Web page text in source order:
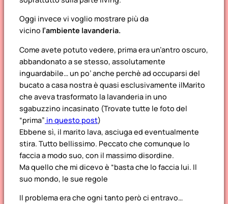
Oggi invece vi voglio mostrare più da
vicino l’ambiente lavanderia.
Come avete potuto vedere, prima era un’antro oscuro,
abbandonato a se stesso, assolutamente
inguardabile… un po’ anche perchè ad occuparsi del
bucato a casa nostra è quasi esclusivamente ilMarito
che aveva trasformato la lavanderia in uno
sgabuzzino incasinato (Trovate tutte le foto del
“prima” in questo post)
Ebbene sì, il marito lava, asciuga ed eventualmente
stira. Tutto bellissimo. Peccato che comunque lo
faccia a modo suo, con il massimo disordine.
Ma quello che mi dicevo è “basta che lo faccia lui. Il
suo mondo, le sue regole
Il problema era che ogni tanto però ci entravo…